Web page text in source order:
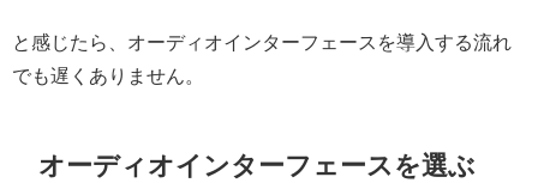
と感じたら、オーディオインターフェースを導入する流れ
でも遅くありません。
オーディオインターフェースを選ぶ